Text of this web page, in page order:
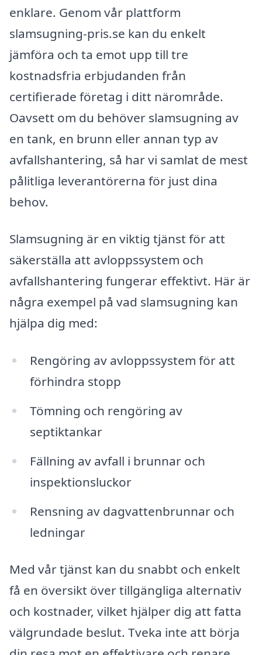
enklare. Genom vår plattform
slamsugning-pris.se kan du enkelt
jämföra och ta emot upp till tre
kostnadsfria erbjudanden från
certifierade företag i ditt närområde.
Oavsett om du behöver slamsugning av
en tank, en brunn eller annan typ av
avfallshantering, så har vi samlat de mest
pålitliga leverantörerna för just dina
behov.
Slamsugning är en viktig tjänst för att
säkerställa att avloppssystem och
avfallshantering fungerar effektivt. Här är
några exempel på vad slamsugning kan
hjälpa dig med:
Rengöring av avloppssystem för att
förhindra stopp
Tömning och rengöring av
septiktankar
Fällning av avfall i brunnar och
inspektionsluckor
Rensning av dagvattenbrunnar och
ledningar
Med vår tjänst kan du snabbt och enkelt
få en översikt över tillgängliga alternativ
och kostnader, vilket hjälper dig att fatta
välgrundade beslut. Tveka inte att börja